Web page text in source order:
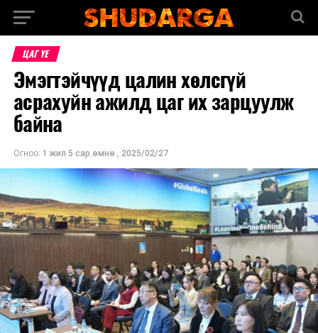
ЦАГ ҮЕ
Эмэгтэйчүүд цалин хөлсгүй
асрахуйн ажилд цаг их зарцуулж
байна
Огноо: 1 жил 5 сар.өмнө , 2025/02/27